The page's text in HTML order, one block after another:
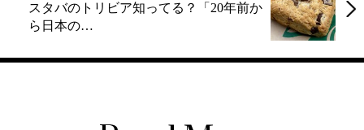
スタバのトリビア知ってる？「20年前か
ら日本の…